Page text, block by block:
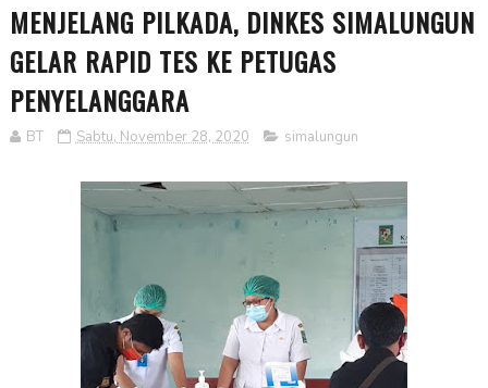
MENJELANG PILKADA, DINKES SIMALUNGUN
GELAR RAPID TES KE PETUGAS
PENYELANGGARA
BT Sabtu, November 28, 2020 simalungun